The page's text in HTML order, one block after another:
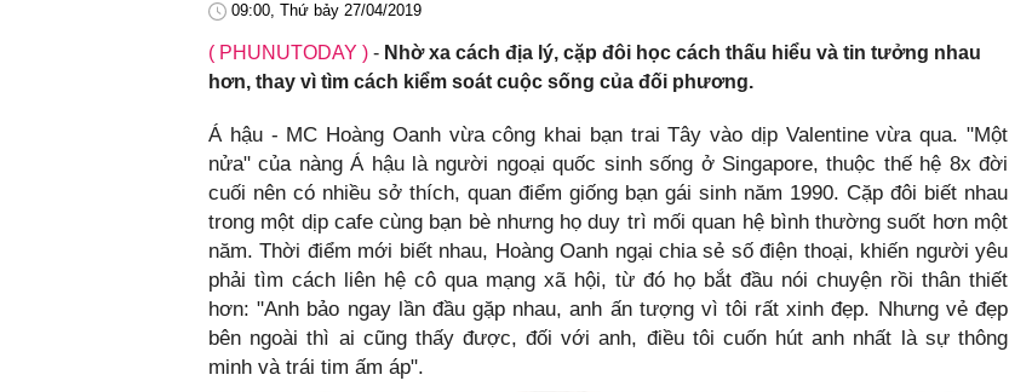
09:00, Thứ bảy 27/04/2019
( PHUNUTODAY ) - Nhờ xa cách địa lý, cặp đôi học cách thấu hiểu và tin tưởng nhau
hơn, thay vì tìm cách kiểm soát cuộc sống của đối phương.
Á hậu - MC Hoàng Oanh vừa công khai bạn trai Tây vào dịp Valentine vừa qua. "Một
nửa" của nàng Á hậu là người ngoại quốc sinh sống ở Singapore, thuộc thế hệ 8x đời
cuối nên có nhiều sở thích, quan điểm giống bạn gái sinh năm 1990. Cặp đôi biết nhau
trong một dịp cafe cùng bạn bè nhưng họ duy trì mối quan hệ bình thường suốt hơn một
năm. Thời điểm mới biết nhau, Hoàng Oanh ngại chia sẻ số điện thoại, khiến người yêu
phải tìm cách liên hệ cô qua mạng xã hội, từ đó họ bắt đầu nói chuyện rồi thân thiết
hơn: "Anh bảo ngay lần đầu gặp nhau, anh ấn tượng vì tôi rất xinh đẹp. Nhưng vẻ đẹp
bên ngoài thì ai cũng thấy được, đối với anh, điều tôi cuốn hút anh nhất là sự thông
minh và trái tim ấm áp".